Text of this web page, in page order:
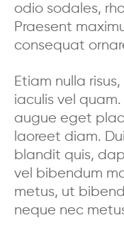
odio sodales,
Praesent
consequat
Etiam nulla
iaculis vel
augue eget
laoreet diam.
blandit quis,
vel bibendum
metus, ut
neque nec